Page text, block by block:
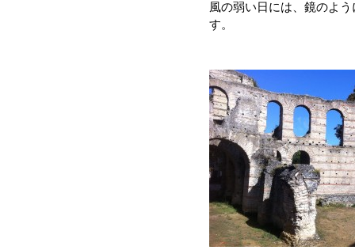
風の弱い日には、鏡のよ
す。